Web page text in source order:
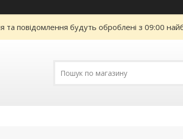
та повідомлення будуть оброблені з 09:00